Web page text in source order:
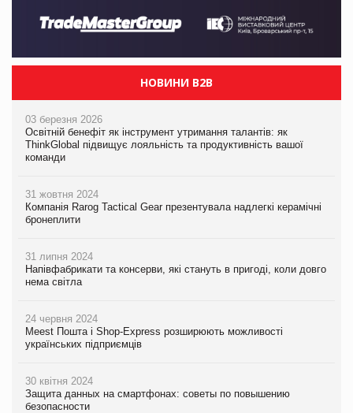
НОВИНИ B2B
03 березня 2026
Освітній бенефіт як інструмент утримання талантів: як
ThinkGlobal підвищує лояльність та продуктивність вашої
команди
31 жовтня 2024
Компанія Rarog Tactical Gear презентувала надлегкі керамічні
бронеплити
31 липня 2024
Напівфабрикати та консерви, які стануть в пригоді, коли довго
нема світла
24 червня 2024
Meest Пошта і Shop-Express розширюють можливості
українських підприємців
30 квітня 2024
Защита данных на смартфонах: советы по повышению
безопасности